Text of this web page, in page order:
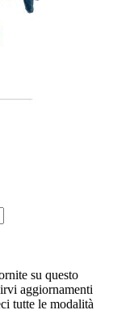
su questo
aggiornamenti
tutte le modalità